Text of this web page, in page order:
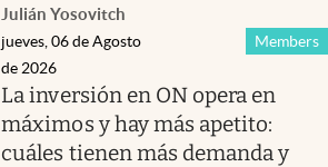
Julián Yosovitch
Members
jueves, 06 de Agosto
de 2026
La inversión en ON opera en
máximos y hay más apetito:
cuáles tienen más demanda y